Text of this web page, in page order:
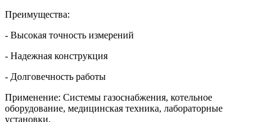
Преимущества:
- Высокая точность измерений
- Надежная конструкция
- Долговечность работы
Применение: Системы газоснабжения, котельное
оборудование, медицинская техника, лабораторные
установки.